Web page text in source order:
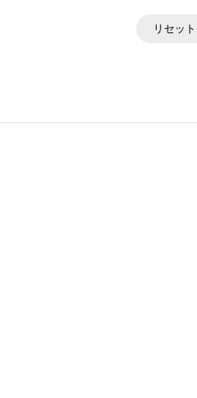
リセット